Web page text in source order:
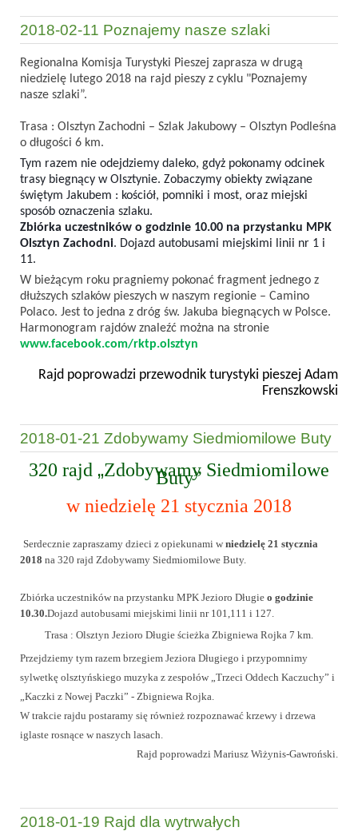
2018-02-11 Poznajemy nasze szlaki
Regionalna Komisja Turystyki Pieszej zaprasza w drugą
niedzielę lutego 2018 na rajd pieszy z cyklu "Poznajemy
nasze szlaki”.
Trasa : Olsztyn Zachodni – Szlak Jakubowy – Olsztyn Podleśna
o długości 6 km.
Tym razem nie odejdziemy daleko, gdyż pokonamy odcinek
trasy biegnący w Olsztynie. Zobaczymy obiekty związane
świętym Jakubem : kościół, pomniki i most, oraz miejski
sposób oznaczenia szlaku.
Zbiórka uczestników o godzinie 10.00 na przystanku MPK
Olsztyn Zachodni. Dojazd autobusami miejskimi linii nr 1 i
11.
W bieżącym roku pragniemy pokonać fragment jednego z
dłuższych szlaków pieszych w naszym regionie – Camino
Polaco. Jest to jedna z dróg św. Jakuba biegnących w Polsce.
Harmonogram rajdów znaleźć można na stronie
www.facebook.com/rktp.olsztyn
Rajd poprowadzi przewodnik turystyki pieszej Adam
Frenszkowski
2018-01-21 Zdobywamy Siedmiomilowe Buty
320 rajd „Zdobywamy Siedmiomilowe
Buty”
w niedzielę 21 stycznia 2018
Serdecznie zapraszamy dzieci z opiekunami w niedzielę 21 stycznia
2018 na 320 rajd Zdobywamy Siedmiomilowe Buty.
Zbiórka uczestników na przystanku MPK Jezioro Długie o godzinie
10.30.Dojazd autobusami miejskimi linii nr 101,111 i 127.
Trasa : Olsztyn Jezioro Długie ścieżka Zbigniewa Rojka 7 km.
Przejdziemy tym razem brzegiem Jeziora Długiego i przypomnimy
sylwetkę olsztyńskiego muzyka z zespołów „Trzeci Oddech Kaczuchy” i
„Kaczki z Nowej Paczki” - Zbigniewa Rojka.
W trakcie rajdu postaramy się również rozpoznawać krzewy i drzewa
iglaste rosnące w naszych lasach.
Rajd poprowadzi Mariusz Wiżynis-Gawroński.
2018-01-19 Rajd dla wytrwałych